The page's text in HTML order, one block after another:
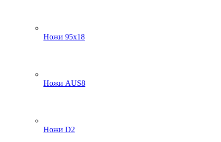
Ножи 95х18
Ножи AUS8
Ножи D2